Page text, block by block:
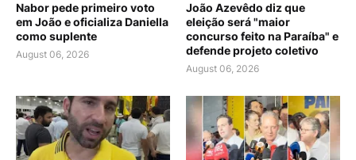
Nabor pede primeiro voto
em João e oficializa Daniella
como suplente
August 06, 2026
João Azevêdo diz que
eleição será "maior
concurso feito na Paraíba" e
defende projeto coletivo
August 06, 2026